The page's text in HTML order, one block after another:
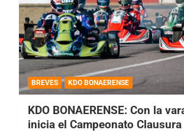
BREVES KDO BONAERENSE
KDO BONAERENSE: Con la
inicia el Campeonato Clausura